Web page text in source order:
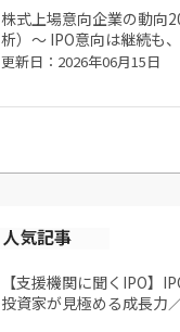
株式上場意向企業の動向
析）～ IPO意向は継続も
更新日：2026年06月15日
【支援機関に聞くIPO】
投資家が見極める成長力